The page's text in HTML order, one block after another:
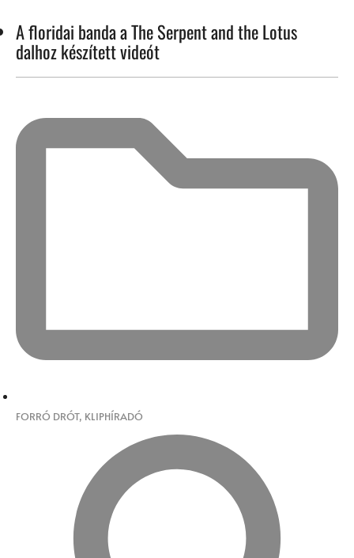
A floridai banda a The Serpent and the Lotus
dalhoz készített videót
FORRÓ DRÓT, KLIPHÍRADÓ